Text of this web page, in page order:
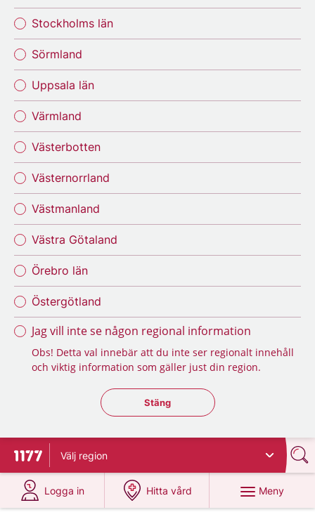
Stockholms län
Sörmland
Uppsala län
Värmland
Västerbotten
Västernorrland
Västmanland
Västra Götaland
Örebro län
Östergötland
Jag vill inte se någon regional information
Obs! Detta val innebär att du inte ser regionalt innehåll
och viktig information som gäller just din region.
Stäng regionsväljaren
Stäng
Till startsidan för 1177
Välj region
Logga in
på 1177.se
Hitta vård
på 1177.se
Meny